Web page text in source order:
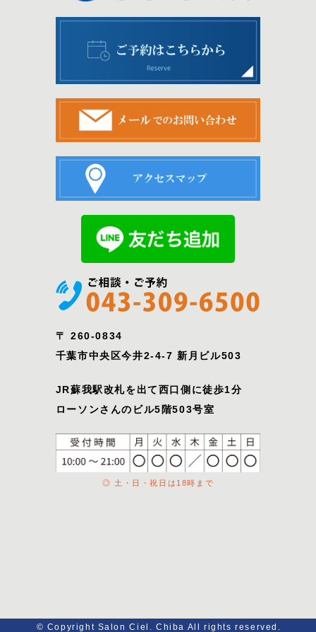
〒 260-0834
千葉市中央区今井2-4-7 新月ビル503
JR蘇我駅改札を出て西口側に徒歩1分
ローソンさんのビル5階503号室
◎ 土・日・祝日は18時まで
© Copyright Salon Ciel. Chiba All rights reserved.